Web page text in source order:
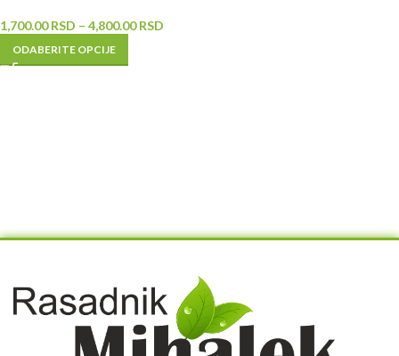
1,700.00RSD – 4,800.00RSD
ODABERITE OPCIJE